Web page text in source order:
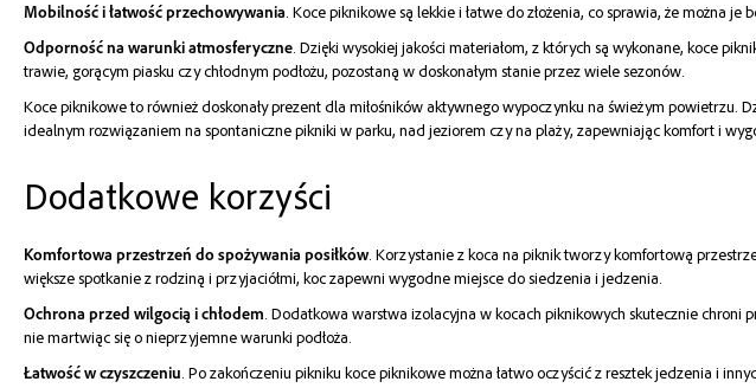
Mobilność i łatwość przechowywania. Koce piknikowe są lekkie i łatwe do złożenia, co sprawia, że można
Odporność na warunki atmosferyczne. Dzięki wysokiej jakości materiałom, z których są wykonane, koce
trawie, gorącym piasku czy chłodnym podłożu, pozostaną w doskonałym stanie przez wiele sezonów.
Koce piknikowe to również doskonały prezent dla miłośników aktywnego wypoczynku na świeżym
idealnym rozwiązaniem na spontaniczne pikniki w parku, nad jeziorem czy na plaży, zapewniając komfort i
Dodatkowe korzyści
Komfortowa przestrzeń do spożywania posiłków. Korzystanie z koca na piknik tworzy komfortową
większe spotkanie z rodziną i przyjaciółmi, koc zapewni wygodne miejsce do siedzenia i jedzenia.
Ochrona przed wilgocią i chłodem. Dodatkowa warstwa izolacyjna w kocach piknikowych skutecznie chroni
nie martwiąc się o nieprzyjemne warunki podłoża.
Łatwość w czyszczeniu. Po zakończeniu pikniku koce piknikowe można łatwo oczyścić z resztek jedzenia i